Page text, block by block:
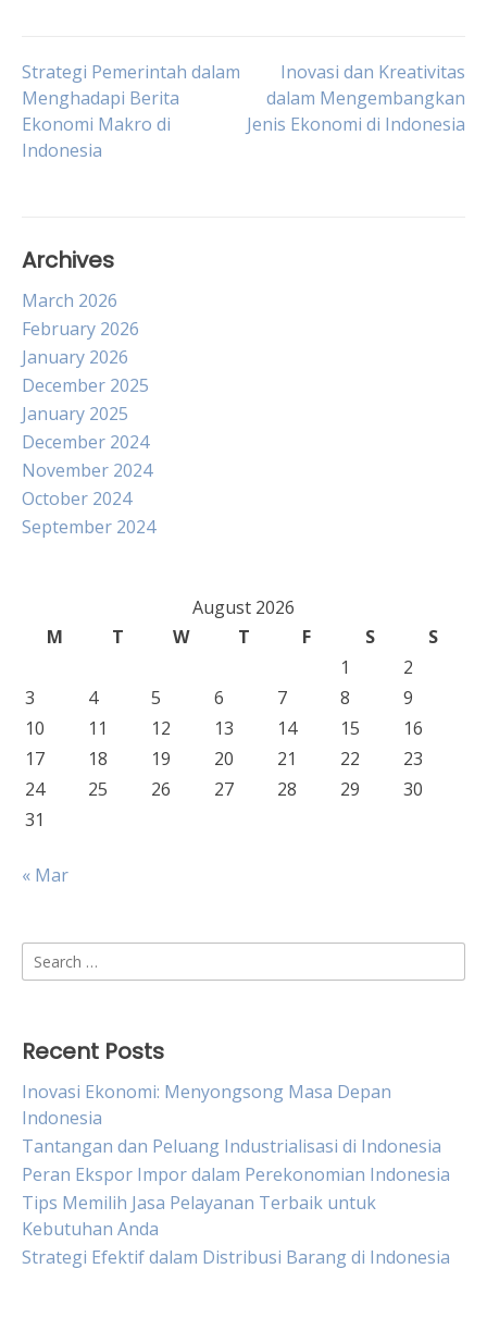
Post
navigation
Strategi Pemerintah dalam
Menghadapi Berita
Ekonomi Makro di
Indonesia
Inovasi dan Kreativitas
dalam Mengembangkan
Jenis Ekonomi di Indonesia
Archives
March 2026
February 2026
January 2026
December 2025
January 2025
December 2024
November 2024
October 2024
September 2024
August 2026
M
T W T F S
S
1
2
3
4 5 6 7 8
9
10
11 12 13 14 15
16
17
18 19 20 21 22
23
24
25 26 27 28 29
30
31
« Mar
Search
for:
Recent Posts
Inovasi Ekonomi: Menyongsong Masa Depan
Indonesia
Tantangan dan Peluang Industrialisasi di Indonesia
Peran Ekspor Impor dalam Perekonomian Indonesia
Tips Memilih Jasa Pelayanan Terbaik untuk
Kebutuhan Anda
Strategi Efektif dalam Distribusi Barang di Indonesia